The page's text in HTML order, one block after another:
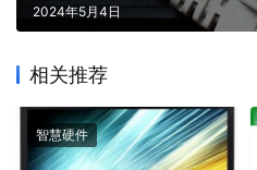
2024年5月4日
相关推荐
智慧硬件